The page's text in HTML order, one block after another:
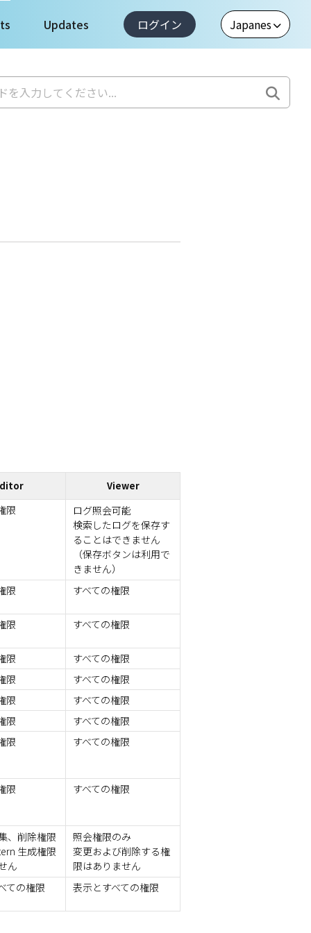
Updates ログイン
Viewer
限
ログ照会可能
検索したログを保存す
ることはできません
（保存ボタンは利用で
きません）
限 すべての権限
限 すべての権限
限
すべての権限
限
すべての権限
限
すべての権限
限
すべての権限
限 すべての権限
限 すべての権限
、削除権限
生成権限
ん
照会権限のみ
変更および削除する権
限はありません
ての権限 表示とすべての権限